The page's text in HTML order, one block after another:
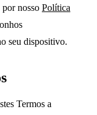
nosso Política
seu dispositivo.
Termos a